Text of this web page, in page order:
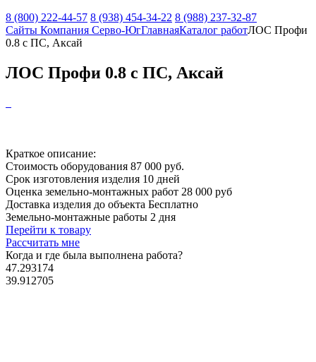
8 (800) 222-44-57 8 (938) 454-34-22 8 (988) 237-32-87
Сайты Компания Серво-ЮгГлавнаяКаталог работЛОС Профи
0.8 с ПС, Аксай
ЛОС Профи 0.8 с ПС, Аксай
Краткое описание:
Стоимость оборудования 87 000 руб.
Срок изготовления изделия 10 дней
Оценка земельно-монтажных работ 28 000 руб
Доставка изделия до объекта Бесплатно
Земельно-монтажные работы 2 дня
Перейти к товару
Рассчитать мне
Когда и где была выполнена работа?
47.293174
39.912705